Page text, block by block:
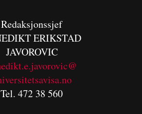
Redaksjonssjef
ERIKSTAD
JAVOROVIC
Tel. 472 38 560